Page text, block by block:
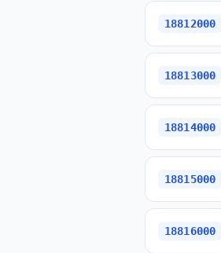
18812000
18813000
18814000
18815000
18816000